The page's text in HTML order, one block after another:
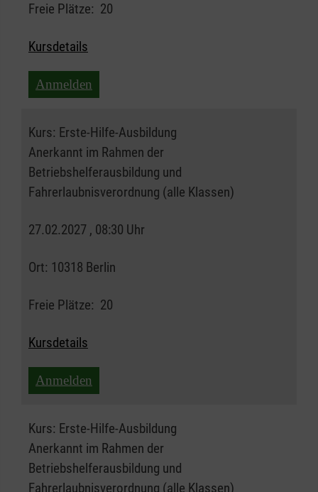
Freie Plätze: 20
Kursdetails
Anmelden
Kurs: Erste-Hilfe-Ausbildung
Anerkannt im Rahmen der
Betriebshelferausbildung und
Fahrerlaubnisverordnung (alle Klassen)
27.02.2027 , 08:30 Uhr
Ort: 10318 Berlin
Freie Plätze: 20
Kursdetails
Anmelden
Kurs: Erste-Hilfe-Ausbildung
Anerkannt im Rahmen der
Betriebshelferausbildung und
Fahrerlaubnisverordnung (alle Klassen)